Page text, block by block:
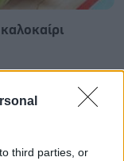
third parties, or